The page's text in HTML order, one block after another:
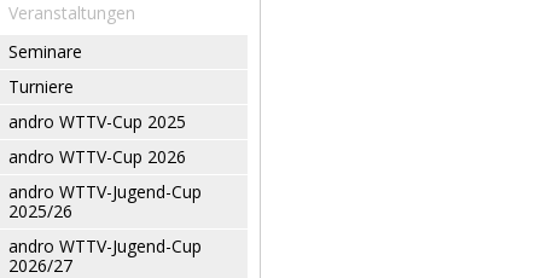
Veranstaltungen
Seminare
Turniere
andro WTTV-Cup 2025
andro WTTV-Cup 2026
andro WTTV-Jugend-Cup
2025/26
andro WTTV-Jugend-Cup
2026/27